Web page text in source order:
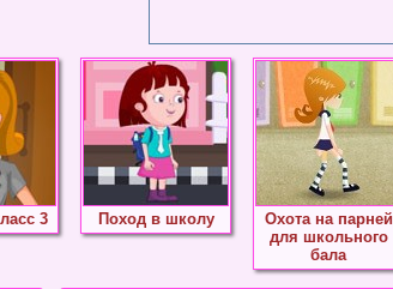
3 Поход в школу
Охота на парней
для школьного
бала